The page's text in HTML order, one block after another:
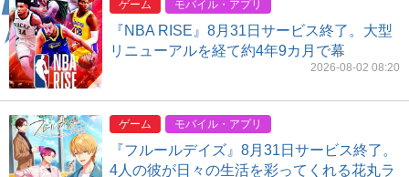
ゲーム モバイル・アプリ
『NBA RISE』8月31日サービス終了。大型
リニューアルを経て約4年9カ月で幕
2026-08-02 08:20
ゲーム モバイル・アプリ
『フルールデイズ』8月31日サービス終了。
4人の彼が日々の生活を彩ってくれる花丸ラ